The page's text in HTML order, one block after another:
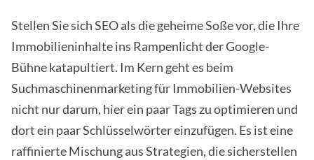
Stellen Sie sich SEO als die geheime Soße vor, die Ihre
Immobilieninhalte ins Rampenlicht der Google-
Bühne katapultiert. Im Kern geht es beim
Suchmaschinenmarketing für Immobilien-Websites
nicht nur darum, hier ein paar Tags zu optimieren und
dort ein paar Schlüsselwörter einzufügen. Es ist eine
raffinierte Mischung aus Strategien, die sicherstellen